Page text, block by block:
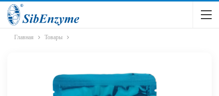
Главная Товары